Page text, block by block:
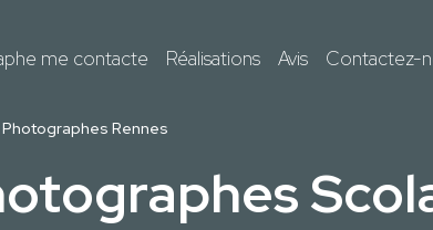
me contacte Réalisations Avis Contactez-
Photographes Rennes